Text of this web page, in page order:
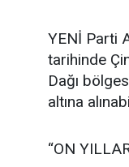
YENİ Parti
tarihinde
Dağı
altına
“ON